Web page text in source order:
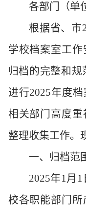
各部门（单
根据省、市
学校档案室工
归档的完整和规
进行2025年度
相关部门高度
整理收集工作。
一、归档范
2025年1月 1
校各职能部门